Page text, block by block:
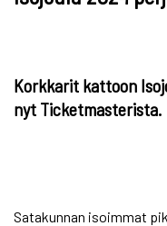
Korkkarit kattoon
nyt Ticketmasterista.
Satakunnan isoimmat